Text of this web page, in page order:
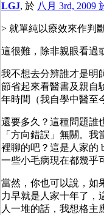
LGJ, 於 八月 3rd, 2009
> 就單純以療效來作判
這很難，除非親眼看過
我不想去分辨誰才是明
節省起來看醫書及親自
年時間（我自學中醫至
還要多久？這種問題誰
「方向錯誤」無關。
裡聊的吧？這是人家的
一些小毛病現在都幾乎
當然，你也可以說，如
力早就是人家十年了，
人一堆的話，我想格主